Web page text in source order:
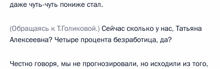
даже чуть-чуть пониже стал.
(Обращаясь к Т.Голиковой.) Сейчас сколько у нас, Татьяна
Алексеевна? Четыре процента безработица, да?
Честно говоря, мы не прогнозировали, но исходили из того,